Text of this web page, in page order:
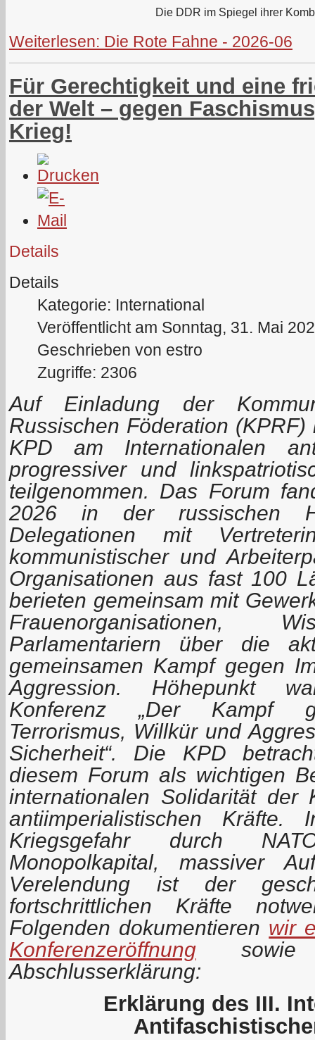
Die DDR im Spiegel ihrer
Weiterlesen: Die Rote Fahne - 2026-06
Für Gerechtigkeit und eine
der Welt – gegen
Krieg!
Details
Details
Kategorie: International
Veröffentlicht am Sonntag, 31. Mai
Geschrieben von estro
Zugriffe: 2306
Auf Einladung der
Russischen Föderation
KPD am Internationalen
progressiver und
teilgenommen. Das Forum
2026 in der russischen
Delegationen mit
kommunistischer und
Organisationen aus fast 100
berieten gemeinsam mit
Frauenorganisationen,
Parlamentariern über die
gemeinsamen Kampf gegen
Aggression. Höhepunkt
Konferenz „Der Kampf
Terrorismus, Willkür und
Sicherheit“. Die KPD
diesem Forum als wichtigen
internationalen Solidarität der
antiimperialistischen Kräfte.
Kriegsgefahr durch
Monopolkapital, massiver
Verelendung ist der
fortschrittlichen Kräfte
Folgenden dokumentieren wir
Konferenzeröffnung sowie
Abschlusserklärung:
Erklärung des III.